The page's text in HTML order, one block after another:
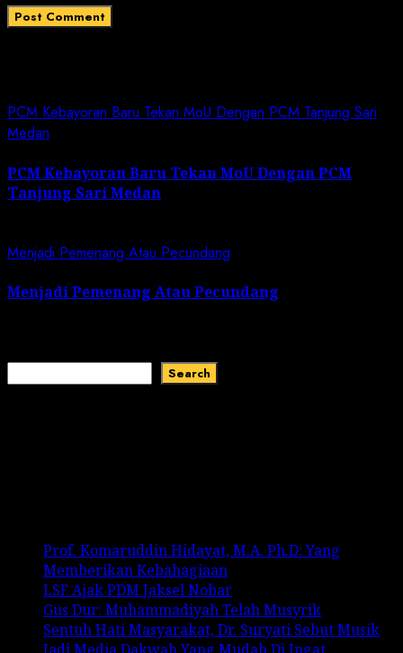
PCM Kebayoran Baru Tekan MoU Dengan PCM Tanjung Sari
Medan
PCM Kebayoran Baru Tekan MoU Dengan PCM
Tanjung Sari Medan
Menjadi Pemenang Atau Pecundang
Menjadi Pemenang Atau Pecundang
Search
Prof. Komaruddin Hidayat, M.A. Ph.D: Yang
Memberikan Kebahagiaan
LSF Ajak PDM Jaksel Nobar
Gus Dur: Muhammadiyah Telah Musyrik
Sentuh Hati Masyarakat, Dr. Suryati Sebut Musik